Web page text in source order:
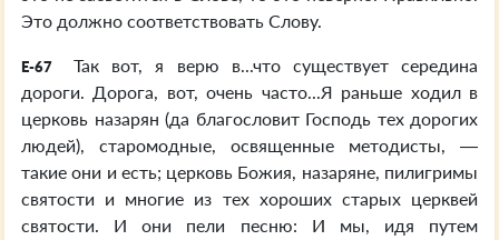
Это должно соответствовать Слову.
E-67
Так вот, я верю в...что существует середина
дороги. Дорога, вот, очень часто...Я раньше ходил в
церковь назарян (да благословит Господь тех дорогих
людей), старомодные, освященные методисты, —
такие они и есть; церковь Божия, назаряне, пилигримы
святости и многие из тех хороших старых церквей
святости. И они пели песню: И мы, идя путем